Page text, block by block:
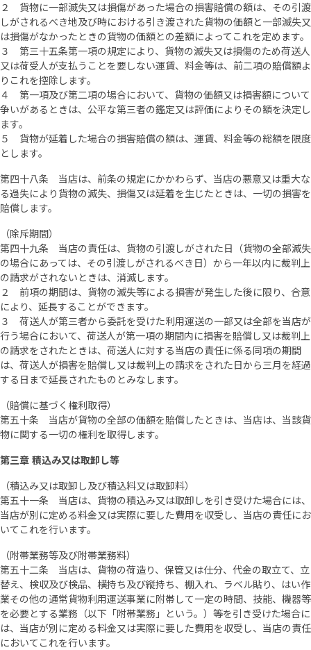
２ 貨物に一部滅失又は損傷があった場合の損害賠償の額は、その引渡
しがされるべき地及び時における引き渡された貨物の価額と一部滅失又
は損傷がなかったときの貨物の価額との差額によってこれを定めます。
３ 第三十五条第一項の規定により、貨物の滅失又は損傷のため荷送人
又は荷受人が支払うことを要しない運賃、料金等は、前二項の賠償額よ
りこれを控除します。
４ 第一項及び第二項の場合において、貨物の価額又は損害額について
争いがあるときは、公平な第三者の鑑定又は評価によりその額を決定し
ます。
５ 貨物が延着した場合の損害賠償の額は、運賃、料金等の総額を限度
とします。
第四十八条 当店は、前条の規定にかかわらず、当店の悪意又は重大な
る過失により貨物の滅失、損傷又は延着を生じたときは、一切の損害を
賠償します。
（除斥期間）
第四十九条 当店の責任は、貨物の引渡しがされた日（貨物の全部滅失
の場合にあっては、その引渡しがされるべき日）から一年以内に裁判上
の請求がされないときは、消滅します。
２ 前項の期間は、貨物の滅失等による損害が発生した後に限り、合意
により、延長することができます。
３ 荷送人が第三者から委託を受けた利用運送の一部又は全部を当店が
行う場合において、荷送人が第一項の期間内に損害を賠償し又は裁判上
の請求をされたときは、荷送人に対する当店の責任に係る同項の期間
は、荷送人が損害を賠償し又は裁判上の請求をされた日から三月を経過
する日まで延長されたものとみなします。
（賠償に基づく権利取得）
第五十条 当店が貨物の全部の価額を賠償したときは、当店は、当該貨
物に関する一切の権利を取得します。
第三章 積込み又は取卸し等
（積込み又は取卸し及び積込料又は取卸料）
第五十一条 当店は、貨物の積込み又は取卸しを引き受けた場合には、
当店が別に定める料金又は実際に要した費用を収受し、当店の責任にお
いてこれを行います。
（附帯業務等及び附帯業務料）
第五十二条 当店は、貨物の荷造り、保管又は仕分、代金の取立て、立
替え、検収及び検品、横持ち及び縦持ち、棚入れ、ラベル貼り、はい作
業その他の通常貨物利用運送事業に附帯して一定の時間、技能、機器等
を必要とする業務（以下「附帯業務」という。）等を引き受けた場合に
は、当店が別に定める料金又は実際に要した費用を収受し、当店の責任
においてこれを行います。